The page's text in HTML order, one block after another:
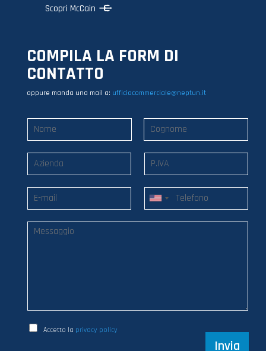
Scopri McCain
COMPILA LA FORM DI
CONTATTO
oppure manda una mail a: ufficiocommerciale@neptun.it
Accetto la privacy policy
Invia